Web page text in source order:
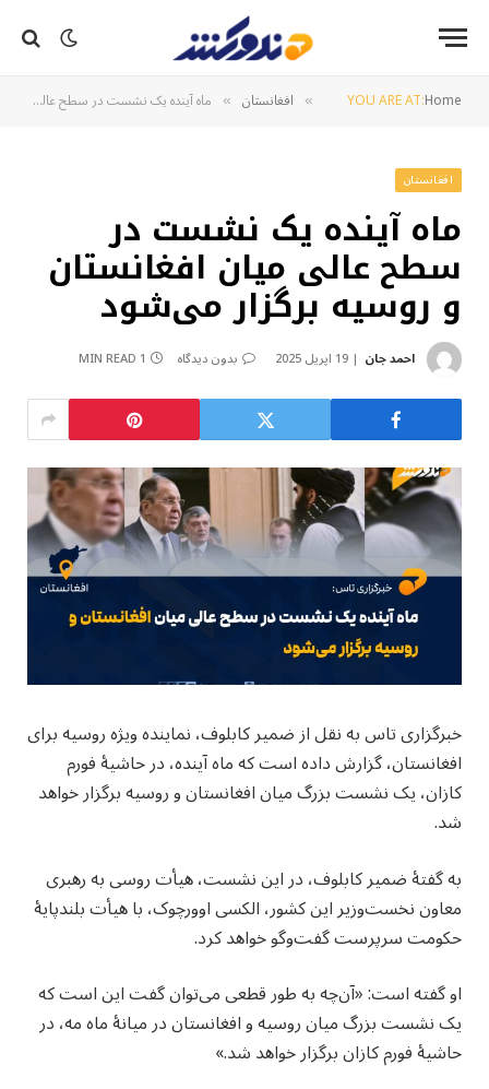
YOU ARE AT:Home
» افغانستان » ماه آینده یک نشست در سطح عالی میان افغانستان و روسیه برگزار می‌شود
افغانستان
ماه آینده یک نشست در
سطح عالی میان افغانستان
و روسیه برگزار می‌شود
احمد جان 19 اپریل 2025 بدون دیدگاه 1 MIN READ
خبرگزاری تاس به نقل از ضمیر کابلوف، نماینده ویژه روسیه برای
افغانستان، گزارش داده است که ماه آینده، در حاشیهٔ فورم
کازان، یک نشست بزرگ میان افغانستان و روسیه برگزار خواهد
شد.
به گفتهٔ ضمیر کابلوف، در این نشست، هیأت روسی به رهبری
معاون نخست‌وزیر این کشور، الکسی اوورچوک، با هیأت بلندپایهٔ
حکومت سرپرست گفت‌وگو خواهد کرد.
او گفته است: «آن‌چه به طور قطعی می‌توان گفت این است که
یک نشست بزرگ میان روسیه و افغانستان در میانهٔ ماه مه، در
حاشیهٔ فورم کازان برگزار خواهد شد.»